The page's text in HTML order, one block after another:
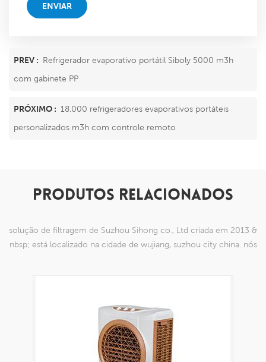
ENVIAR
PREV : Refrigerador evaporativo portátil Siboly 5000 m3h
com gabinete PP
PRÓXIMO : 18.000 refrigeradores evaporativos portáteis
personalizados m3h com controle remoto
PRODUTOS RELACIONADOS
solução de filtragem de Suzhou Sihong co., Ltd criada em 2013 &
nbsp; está localizado na cidade de wujiang, suzhou city china. nós